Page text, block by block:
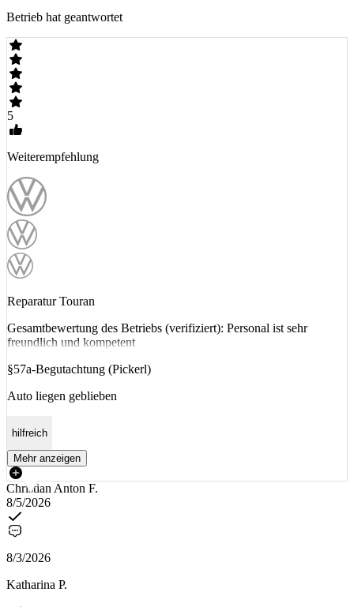
Betrieb hat geantwortet
5
Weiterempfehlung
Reparatur Touran
Gesamtbewertung des Betriebs (verifiziert): Personal ist sehr
freundlich und kompetent
§57a-Begutachtung (Pickerl)
Auto liegen geblieben
hilfreich
Mehr anzeigen
Christian Anton F.
8/5/2026
8/3/2026
Katharina P.